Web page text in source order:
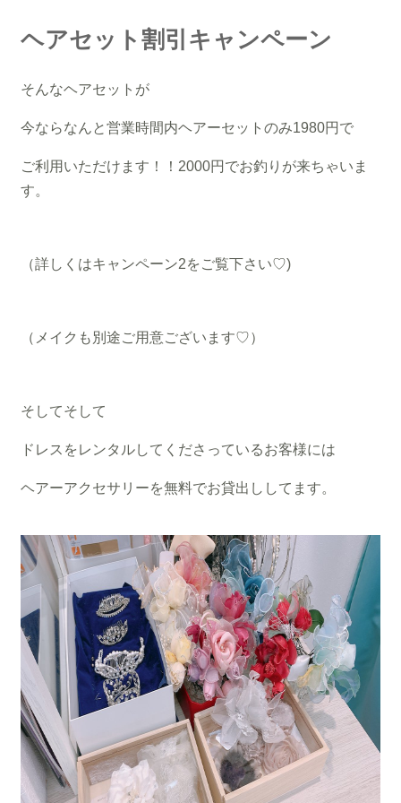
ヘアセット割引キャンペーン
そんなヘアセットが
今ならなんと営業時間内ヘアーセットのみ1980円で
ご利用いただけます！！2000円でお釣りが来ちゃいま
す。
（詳しくはキャンペーン2をご覧下さい♡)
（メイクも別途ご用意ございます♡）
そしてそして
ドレスをレンタルしてくださっているお客様には
ヘアーアクセサリーを無料でお貸出ししてます。